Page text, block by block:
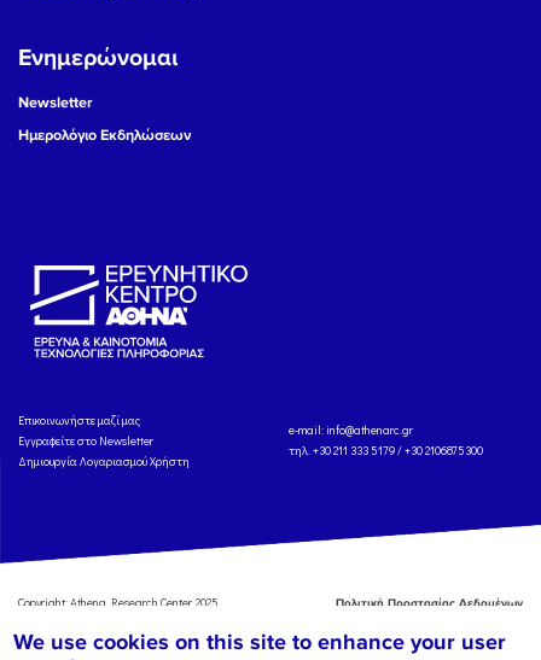
Ενημερώνομαι
Newsletter
Ημερολόγιο Εκδηλώσεων
Eπικοινωνήστε μαζί μας
Εγγραφείτε στο Newsletter
Δημιουργία Λογαριασμού Χρήστη
e-mail: info@athenarc.gr
τηλ. +30 211 333 5179 / +30 2106875300
Copyright: Athena Research Center, 2025
Πολιτική Προστασίας Δεδομένων
Χρήσης
Αναφορά
We use cookies on this site to enhance your user